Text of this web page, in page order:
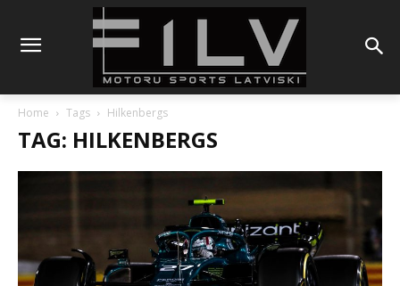
Home Tags Hilkenbergs
TAG: HILKENBERGS